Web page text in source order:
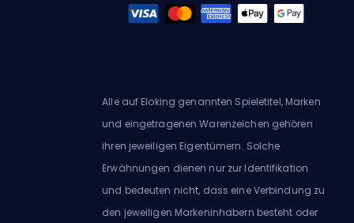
Alle auf Eloking genannten Spieletitel, Marken
und eingetragenen Warenzeichen gehören
ihren jeweiligen Eigentümern. Solche
Erwähnungen dienen nur zur Identifikation
und bedeuten nicht, dass eine Verbindung zu
den jeweiligen Markeninhabern besteht oder